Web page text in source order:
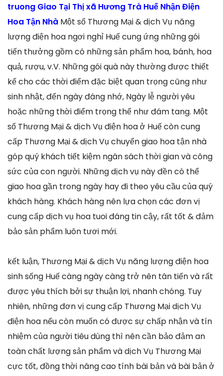
truong Giao Tại Thị xã Hương Trà Huế Nhận Điện
Hoa Tận Nhà Một số Thương Mại & dịch Vụ năng
lượng điện hoa ngơi nghỉ Huế cung ứng những gói
tiến thưởng gồm có những sản phẩm hoa, bánh, hoa
quả, rượu, v.V. Những gói quà này thường được thiết
kế cho các thời điểm đặc biệt quan trọng cũng như
sinh nhật, đến ngày đáng nhớ, Ngày lễ người yêu
hoặc những thời điểm trọng thể như đám tang. Một
số Thương Mại & dịch Vụ điện hoa ở Huế còn cung
cấp Thương Mại & dịch Vụ chuyển giao hoa tận nhà
góp quý khách tiết kiệm ngân sách thời gian và công
sức của con người. Những dịch vụ này đền có thể
giao hoa gần trong ngày hay đi theo yêu cầu của quý
khách hàng. Khách hàng nên lựa chọn các đơn vị
cung cấp dịch vụ hoa tuoi đáng tin cậy, rất tốt & đảm
bảo sản phẩm luôn tươi mới.
kết luận, Thương Mại & dịch Vụ năng lượng điện hoa
sinh sống Huế càng ngày càng trở nên tân tiến và rất
được yêu thích bởi sự thuận lợi, nhanh chóng. Tuy
nhiên, những đơn vị cung cấp Thương Mại dịch Vụ
điện hoa nếu còn muốn có được sự chấp nhận và tín
nhiệm của người tiêu dùng thì nên cần bảo đảm an
toàn chất lượng sản phẩm và dịch Vụ Thương Mại
cực tốt, đồng thời nâng cao tính bài bản và bài bản ở